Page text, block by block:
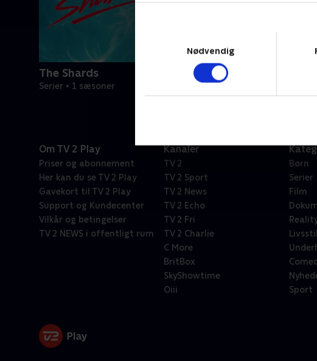
Nødvendig
The Shards
Serier • 1 sæsoner
Om TV 2 Play
Priser og abonnement
Her kan du se TV 2 Play
Gavekort til TV 2 Play
Support og Kundecenter
Vilkår og betingelser
TV 2 NEWS i offentligt rum
Kanaler
TV 2
TV 2 Sport
TV 2 News
TV 2 Echo
TV 2 Fri
TV 2 Charlie
C More
BritBox
SkyShowtime
Oiii
Børn
Serier
Film
Livsstil
Sport